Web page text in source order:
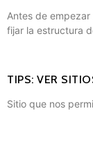
Antes de
fijar la estructura
TIPS: VER
Sitio que nos